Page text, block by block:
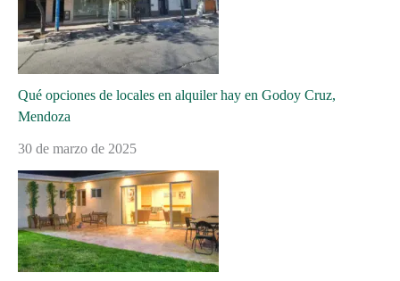
Qué opciones de locales en alquiler hay en Godoy Cruz,
Mendoza
30 de marzo de 2025